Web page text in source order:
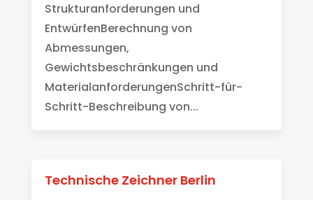
Strukturanforderungen und
EntwürfenBerechnung von
Abmessungen,
Gewichtsbeschränkungen und
MaterialanforderungenSchritt-für-
Schritt-Beschreibung von...
Technische Zeichner Berlin